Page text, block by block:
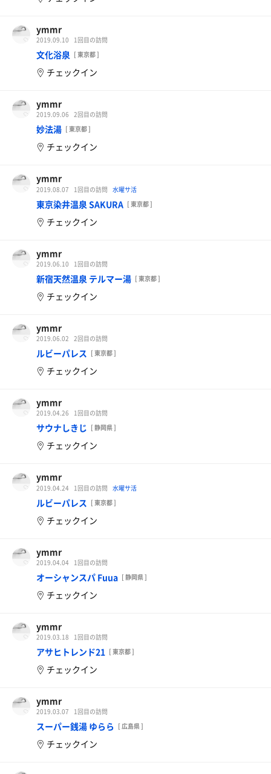
ymmr
2019.09.10 1回目の訪問
文化浴泉 [ 東京都 ]
チェックイン
ymmr
2019.09.06 2回目の訪問
妙法湯 [ 東京都 ]
チェックイン
ymmr
2019.08.07 1回目の訪問 水曜サ活
東京染井温泉 SAKURA [ 東京都 ]
チェックイン
ymmr
2019.06.10 1回目の訪問
新宿天然温泉 テルマー湯 [ 東京都 ]
チェックイン
ymmr
2019.06.02 2回目の訪問
ルビーパレス [ 東京都 ]
チェックイン
ymmr
2019.04.26 1回目の訪問
サウナしきじ [ 静岡県 ]
チェックイン
ymmr
2019.04.24 1回目の訪問 水曜サ活
ルビーパレス [ 東京都 ]
チェックイン
ymmr
2019.04.04 1回目の訪問
オーシャンスパ Fuua [ 静岡県 ]
チェックイン
ymmr
2019.03.18 1回目の訪問
アサヒトレンド21 [ 東京都 ]
チェックイン
ymmr
2019.03.07 1回目の訪問
スーパー銭湯 ゆらら [ 広島県 ]
チェックイン